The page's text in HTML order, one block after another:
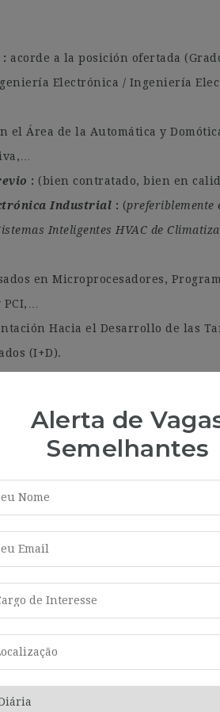
acorde a la posición ofertada
Electrónica / Ingeniería
el Área de la Automática y
(bien contratado, bien en
Industrial (preferiblemente
Inteligentes HVAC de
en Microprocesadores,
Hacia el Desarrollo de las
(I+D).
y con alta capacidad de
prototipos (hardware, software,…).
de crecimiento, y que
(Junio 2024).
de Carrera Profesional).
Alerta de
Semelhantes